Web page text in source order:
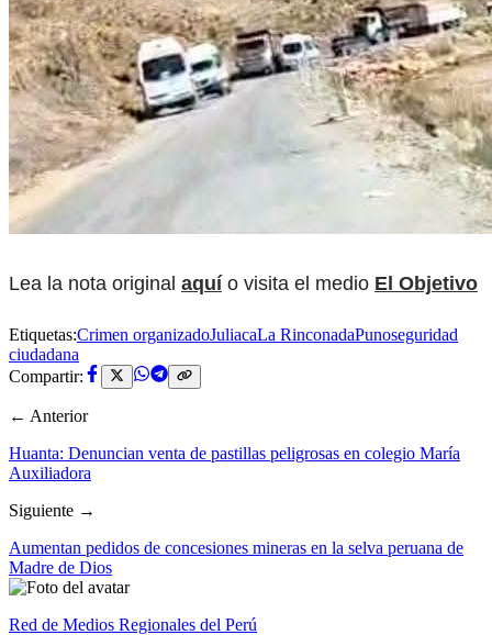
Lea la nota original aquí o visita el medio El Objetivo
Etiquetas:Crimen organizadoJuliacaLa RinconadaPunoseguridad
ciudadana
Compartir:
← Anterior
Huanta: Denuncian venta de pastillas peligrosas en colegio María
Auxiliadora
Siguiente →
Aumentan pedidos de concesiones mineras en la selva peruana de
Madre de Dios
Red de Medios Regionales del Perú